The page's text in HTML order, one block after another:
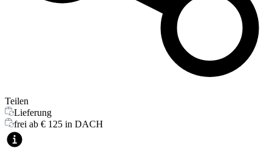
Teilen
Lieferung
frei ab € 125 in DACH